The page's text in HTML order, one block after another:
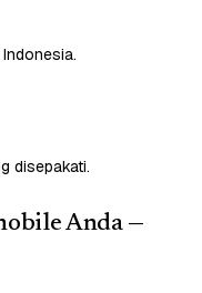
disepakati.
Anda —